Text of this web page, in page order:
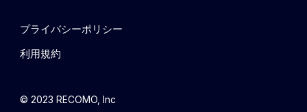
プライバシーポリシー
利用規約
© 2023 RECOMO, Inc